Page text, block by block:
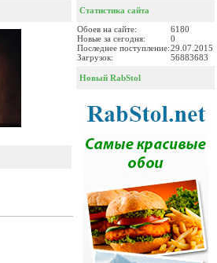
Статистика сайта
Обоев на сайте:
6180
Новые за сегодня:
0
Последнее поступление:29.07.2015
Загрузок:
56883683
Новый RabStol